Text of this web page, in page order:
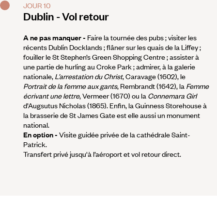
JOUR 10
Dublin - Vol retour
A ne pas manquer- Faire la tournée des pubs ; visiter les
récents Dublin Docklands ; flâner sur les quais de la Liffey ;
fouiller le St Stephen’s Green Shopping Centre ; assister à
une partie de hurling au Croke Park ; admirer, à la galerie
nationale, L’arrestation du Christ, Caravage (1602), le
Portrait de la femme aux gants, Rembrandt (1642), la Femme
écrivant une lettre, Vermeer (1670) ou la Connemara Girl
d’Augsutus Nicholas (1865). Enfin, la Guinness Storehouse à
la brasserie de St James Gate est elle aussi un monument
national.
En option - Visite guidée privée de la cathédrale Saint-
Patrick.
Transfert privé jusqu'à l’aéroport et vol retour direct.